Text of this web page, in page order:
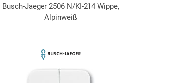
Busch-Jaeger 2506 N/KI-214 Wippe,
Alpinweiß